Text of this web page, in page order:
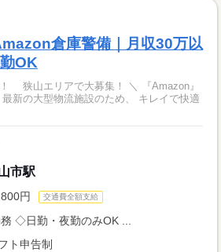
倉庫警備｜月収30万以
OK
リアで大募集！ ＼ 『Amazon』
新の大型物流施設のため、 キレイで快適
市駅
円 交通費全額支給
◇日勤・夜勤のみOK ...
ト申告制